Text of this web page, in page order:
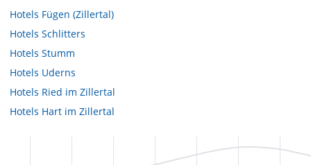
Hotels Fügen (Zillertal)
Hotels Schlitters
Hotels Stumm
Hotels Uderns
Hotels Ried im Zillertal
Hotels Hart im Zillertal